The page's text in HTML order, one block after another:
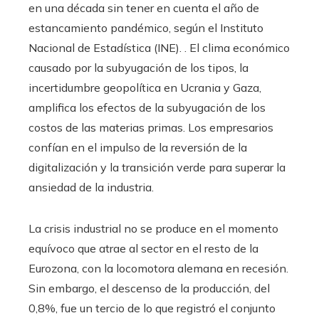
en una década sin tener en cuenta el año de
estancamiento pandémico, según el Instituto
Nacional de Estadística (INE). . El clima económico
causado por la subyugación de los tipos, la
incertidumbre geopolítica en Ucrania y Gaza,
amplifica los efectos de la subyugación de los
costos de las materias primas. Los empresarios
confían en el impulso de la reversión de la
digitalización y la transición verde para superar la
ansiedad de la industria.
La crisis industrial no se produce en el momento
equívoco que atrae al sector en el resto de la
Eurozona, con la locomotora alemana en recesión.
Sin embargo, el descenso de la producción, del
0,8%, fue un tercio de lo que registró el conjunto